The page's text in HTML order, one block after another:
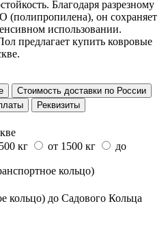
Благодаря разрезному
(полипропилена), он сохраняет
использовании.
предлагает купить ковровые
Стоимость доставки по России
Реквизиты
кг от 1500 кг
до
кольцо)
кольцо) до Садового Кольца